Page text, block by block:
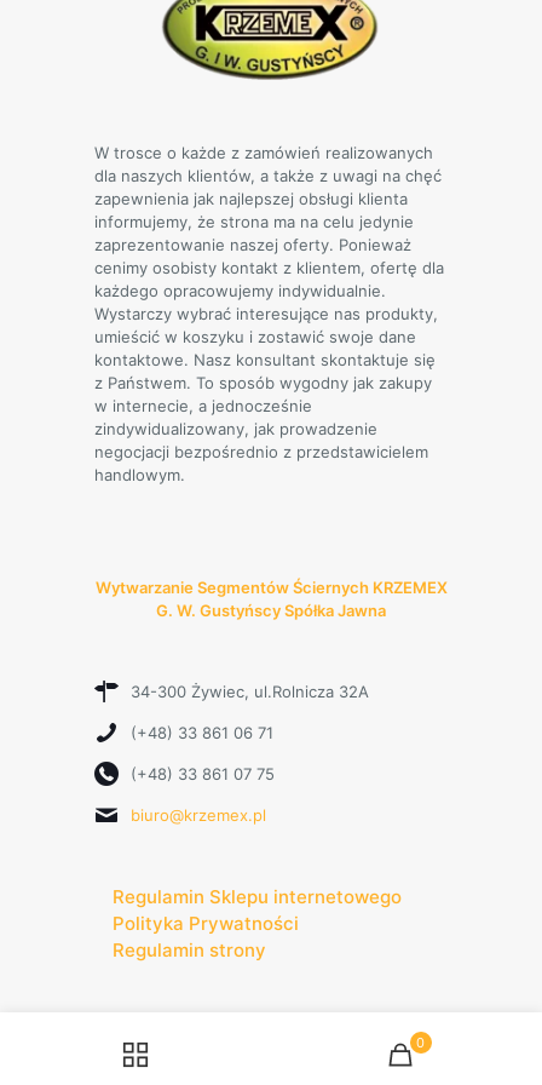
wybrać
na
stronie
produktu
W trosce o każde z zamówień realizowanych
dla naszych klientów, a także z uwagi na chęć
zapewnienia jak najlepszej obsługi klienta
informujemy, że strona ma na celu jedynie
zaprezentowanie naszej oferty. Ponieważ
cenimy osobisty kontakt z klientem, ofertę dla
każdego opracowujemy indywidualnie.
Wystarczy wybrać interesujące nas produkty,
umieścić w koszyku i zostawić swoje dane
kontaktowe. Nasz konsultant skontaktuje się
z Państwem. To sposób wygodny jak zakupy
w internecie, a jednocześnie
zindywidualizowany, jak prowadzenie
negocjacji bezpośrednio z przedstawicielem
handlowym.
Wytwarzanie Segmentów Ściernych KRZEMEX
G. W. Gustyńscy Spółka Jawna
34-300 Żywiec, ul.Rolnicza 32A
(+48) 33 861 06 71
(+48) 33 861 07 75
biuro@krzemex.pl
Regulamin Sklepu internetowego
Polityka Prywatności
Regulamin strony
0